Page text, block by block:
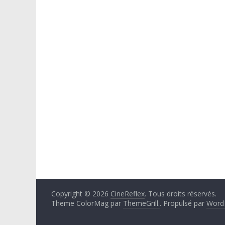
Copyright © 2026 CineReflex. Tous droits réservés.
Theme ColorMag par ThemeGrill.. Propulsé par